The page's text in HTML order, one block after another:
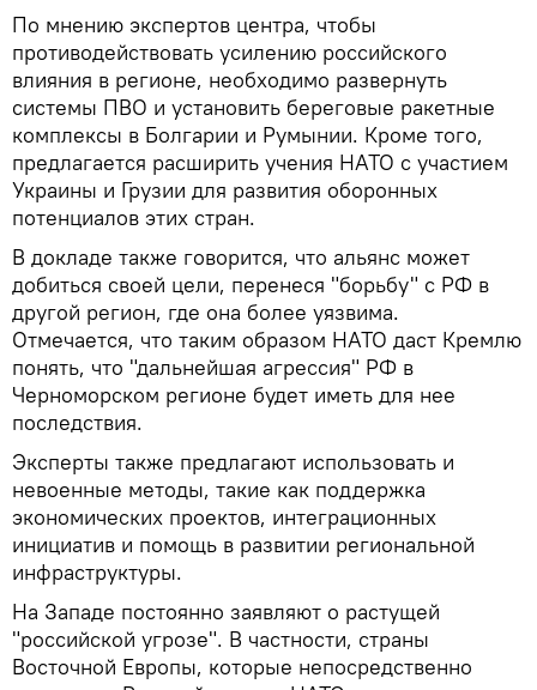
По мнению экспертов центра, чтобы
противодействовать усилению российского
влияния в регионе, необходимо развернуть
системы ПВО и установить береговые ракетные
комплексы в Болгарии и Румынии. Кроме того,
предлагается расширить учения НАТО с участием
Украины и Грузии для развития оборонных
потенциалов этих стран.
В докладе также говорится, что альянс может
добиться своей цели, перенеся "борьбу" с РФ в
другой регион, где она более уязвима.
Отмечается, что таким образом НАТО даст Кремлю
понять, что "дальнейшая агрессия" РФ в
Черноморском регионе будет иметь для нее
последствия.
Эксперты также предлагают использовать и
невоенные методы, такие как поддержка
экономических проектов, интеграционных
инициатив и помощь в развитии региональной
инфраструктуры.
На Западе постоянно заявляют о растущей
"российской угрозе". В частности, страны
Восточной Европы, которые непосредственно